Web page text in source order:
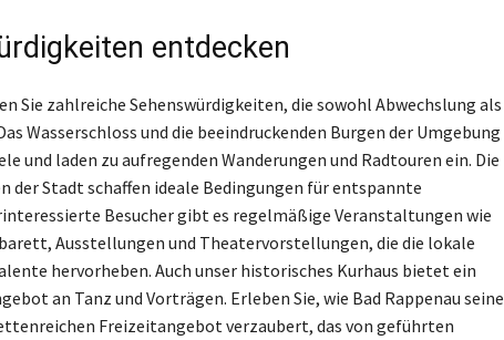
entdecken
Sie zahlreiche Sehenswürdigkeiten, die sowohl Abwechslung als
Wasserschloss und die beeindruckenden Burgen der Umgebung
und laden zu aufregenden Wanderungen und Radtouren ein. Die
der Stadt schaffen ideale Bedingungen für entspannte
Besucher gibt es regelmäßige Veranstaltungen wie
Ausstellungen und Theatervorstellungen, die die lokale
hervorheben. Auch unser historisches Kurhaus bietet ein
an Tanz und Vorträgen. Erleben Sie, wie Bad Rappenau seine
Freizeitangebot verzaubert, das von geführten